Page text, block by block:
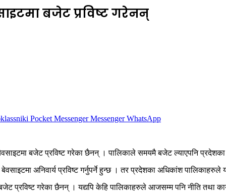
बजेट प्रविष्ट गरेनन्
Pocket Messenger Messenger WhatsApp
बजेट प्रविष्ट गरेका छैनन् । पालिकाले समयमै बजेट ल्याएपनि
अनिवार्य प्रविष्ट गर्नुपर्ने हुन्छ । तर प्रदेशका अधिकांश
प्रविष्ट गरेका छैनन् । यद्यपि केहि पालिकाहरुले आजसम्म पनि नीति तथा